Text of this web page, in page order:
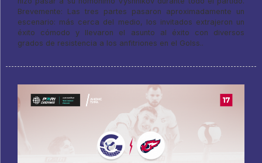
Brevemente: Las tres partes pasaron aproximadamente un
escenario: más cerca del medio, los invitados extrajeron un
éxito cómodo y llevaron el asunto al éxito con diversos
grados de resistencia a los anfitriones en el Golss..